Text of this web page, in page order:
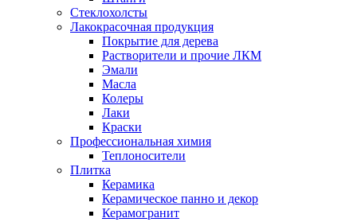
Стеклохолсты
Лакокрасочная продукция
Покрытие для дерева
Растворители и прочие ЛКМ
Эмали
Масла
Колеры
Лаки
Краски
Профессиональная химия
Теплоносители
Плитка
Керамика
Керамическое панно и декор
Керамогранит